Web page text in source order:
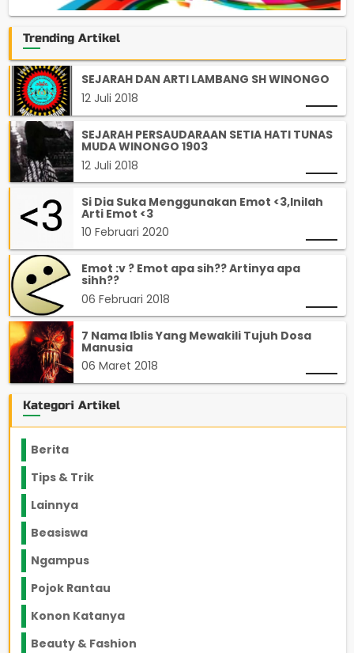
Trending Artikel
SEJARAH DAN ARTI LAMBANG SH WINONGO
12 Juli 2018
SEJARAH PERSAUDARAAN SETIA HATI TUNAS
MUDA WINONGO 1903
12 Juli 2018
Si Dia Suka Menggunakan Emot <3,Inilah
Arti Emot <3
10 Februari 2020
Emot :v ? Emot apa sih?? Artinya apa
sihh??
06 Februari 2018
7 Nama Iblis Yang Mewakili Tujuh Dosa
Manusia
06 Maret 2018
Kategori Artikel
Berita
Tips & Trik
Lainnya
Beasiswa
Ngampus
Pojok Rantau
Konon Katanya
Beauty & Fashion